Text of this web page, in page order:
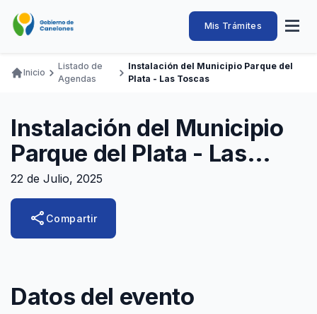
contenido
Intendencia
de
Canelones
Abrir
Navegación
Mis Trámites
Ingresar
Llamados Laborales
Adquisiciones
Canelones Te Escucha
Teléfonos
Ruta
navegación
Inicio
Listado de
Agendas
Instalación del Municipio Parque del
Plata - Las Toscas
Instalación del Municipio
Parque del Plata - Las
Toscas
22 de Julio, 2025
share Compartir
Datos del evento